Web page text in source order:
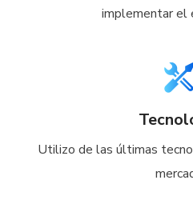
implementar el
Utilizo de las últimas